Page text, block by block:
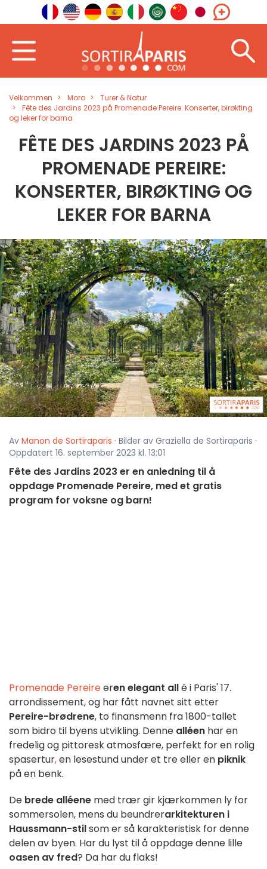
Velkommen Moro
Turer & Natur
Fête des Jardins 2023 på Promenade Pereire: Konserter, birøkting
og leker for barna
FÊTE DES JARDINS 2023 PÅ
PROMENADE PEREIRE:
KONSERTER, BIRØKTING OG
LEKER FOR BARNA
Av Manon de Sortiraparis · Bilder av Graziella de Sortiraparis ·
Oppdatert 16. september 2023 kl. 13:01
Fête des Jardins 2023 er en anledning til å
oppdage Promenade Pereire, med et gratis
program for voksne og barn!
Promenade Pereireeren elegant allé i Paris' 17.
arrondissement, og har fått navnet sitt etter
Pereire-brødrene, to finansmenn fra 1800-tallet
som bidro til byens utvikling. Denne alléen har en
fredelig og pittoresk atmosfære, perfekt for en rolig
spasertur,en lesestund under et tre eller en piknik
på en benk.
De brede alléene med trær gir kjærkommen ly for
sommersolen, mens du beundrerarkitekturen i
Haussmann-stilsom er så karakteristisk for denne
delen av byen. Har du lyst til å oppdage denne lille
oasen av fred? Da har du flaks!